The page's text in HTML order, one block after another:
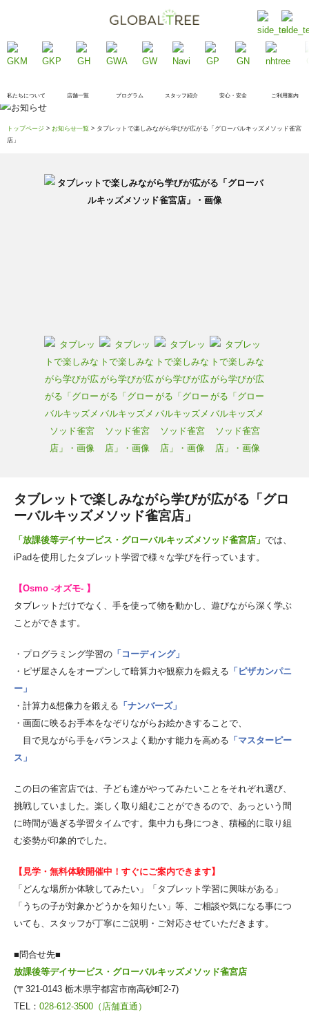
私たちについて 店舗一覧 プログラム スタッフ紹介 安心・安全 ご利用案内
トップページ > お知らせ一覧 > タブレットで楽しみながら学びが広がる「グローバルキッズメソッド雀宮
店」
タブレットで楽しみながら学びが広がる「グロ
ーバルキッズメソッド雀宮店」
「放課後等デイサービス・グローバルキッズメソッド雀宮店」 では、
iPadを使用したタブレット学習で様々な学びを行っています。
【Osmo -オズモ- 】
タブレットだけでなく、手を使って物を動かし、遊びながら深く学ぶ
ことができます。
・プログラミング学習の 「コーディング」
・ピザ屋さんをオープンして暗算力や観察力を鍛える 「ピザカンパニ
ー」
・計算力&想像力を鍛える 「ナンバーズ」
・画面に映るお手本をなぞりながらお絵かきすることで、
目で見ながら手をバランスよく動かす能力を高める 「マスターピー
ス」
この日の雀宮店では、子ども達がやってみたいことをそれぞれ選び、
挑戦していました。楽しく取り組むことができるので、あっという間
に時間が過ぎる学習タイムです。集中力も身につき、積極的に取り組
む姿勢が印象的でした。
【見学・無料体験開催中！すぐにご案内できます】
「どんな場所か体験してみたい」「タブレット学習に興味がある」
「うちの子が対象かどうかを知りたい」等、ご相談や気になる事につ
いても、スタッフが丁寧にご説明・ご対応させていただきます。
■問合せ先■
放課後等デイサービス・グローバルキッズメソッド雀宮店
(〒321-0143 栃木県宇都宮市南高砂町2-7)
TEL： 028-612-3500（店舗直通）